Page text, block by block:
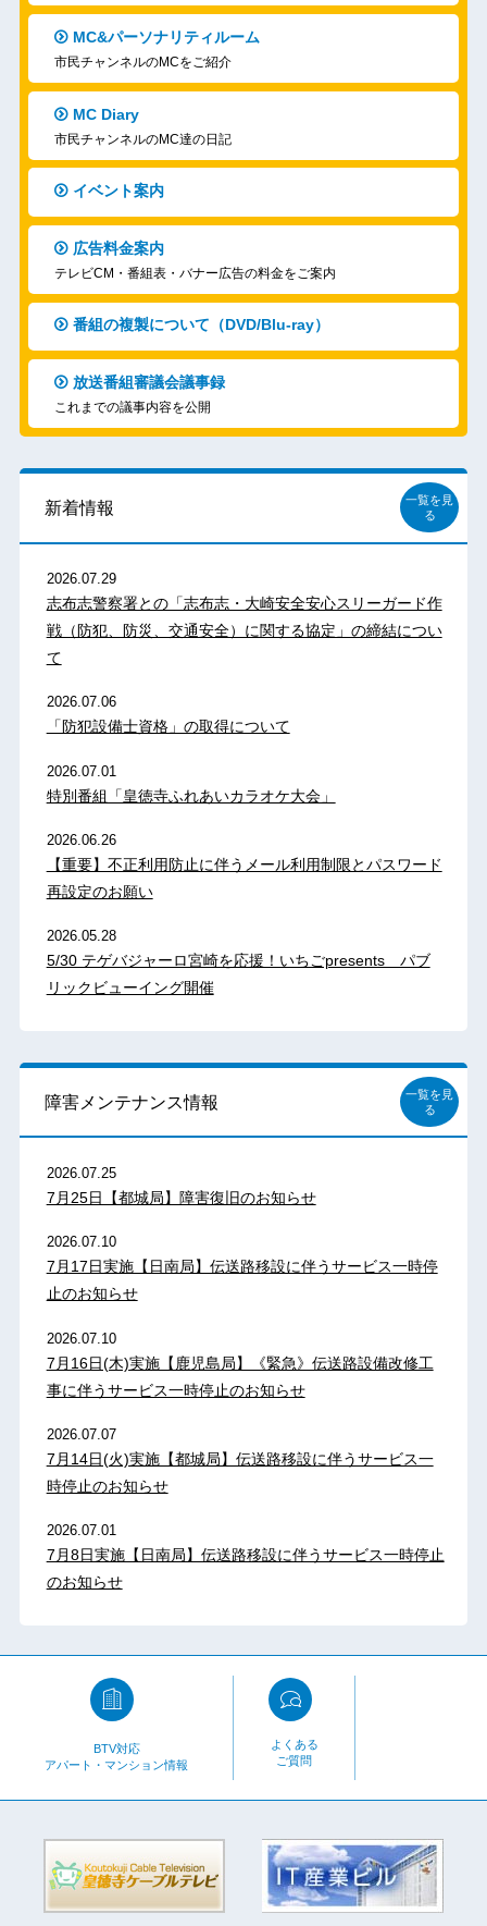
MC&パーソナリティルーム
市民チャンネルのMCをご紹介
MC Diary
市民チャンネルのMC達の日記
イベント案内
広告料金案内
テレビCM・番組表・バナー広告の料金をご案内
番組の複製について（DVD/Blu-ray）
放送番組審議会議事録
これまでの議事内容を公開
新着情報
一覧を見
る
2026.07.29
志布志警察署との「志布志・大崎安全安心スリーガード作
戦（防犯、防災、交通安全）に関する協定」の締結につい
て
2026.07.06
「防犯設備士資格」の取得について
2026.07.01
特別番組「皇徳寺ふれあいカラオケ大会」
2026.06.26
【重要】不正利用防止に伴うメール利用制限とパスワード
再設定のお願い
2026.05.28
5/30 テゲバジャーロ宮崎を応援！いちごpresents パブ
リックビューイング開催
障害メンテナンス情報
一覧を見
る
2026.07.25
7月25日【都城局】障害復旧のお知らせ
2026.07.10
7月17日実施【日南局】伝送路移設に伴うサービス一時停
止のお知らせ
2026.07.10
7月16日(木)実施【鹿児島局】《緊急》伝送路設備改修工
事に伴うサービス一時停止のお知らせ
2026.07.07
7月14日(火)実施【都城局】伝送路移設に伴うサービス一
時停止のお知らせ
2026.07.01
7月8日実施【日南局】伝送路移設に伴うサービス一時停止
のお知らせ
BTV対応
アパート・マンション情報
よくある
ご質問